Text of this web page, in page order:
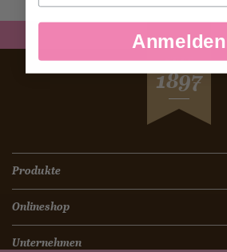
SEIT
1897
Produkte
Onlineshop
Unternehmen
Anmelden